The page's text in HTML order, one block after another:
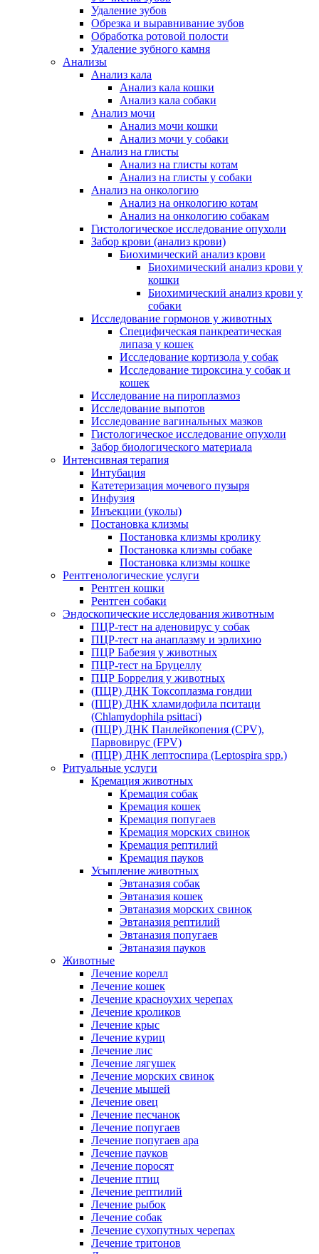
Удаление зубов
Обрезка и выравнивание зубов
Обработка ротовой полости
Удаление зубного камня
Анализы
Анализ кала
Анализ кала кошки
Анализ кала собаки
Анализ мочи
Анализ мочи кошки
Анализ мочи у собаки
Анализ на глисты
Анализ на глисты котам
Анализ на глисты у собаки
Анализ на онкологию
Анализ на онкологию котам
Анализ на онкологию собакам
Гистологическое исследование опухоли
Забор крови (анализ крови)
Биохимический анализ крови
Биохимический анализ крови у
кошки
Биохимический анализ крови у
собаки
Исследование гормонов у животных
Специфическая панкреатическая
липаза у кошек
Исследование кортизола у собак
Исследование тироксина у собак и
кошек
Исследование на пироплазмоз
Исследование выпотов
Исследование вагинальных мазков
Гистологическое исследование опухоли
Забор биологического материала
Интенсивная терапия
Интубация
Катетеризация мочевого пузыря
Инфузия
Инъекции (уколы)
Постановка клизмы
Постановка клизмы кролику
Постановка клизмы собаке
Постановка клизмы кошке
Рентгенологические услуги
Рентген кошки
Рентген собаки
Эндоскопические исследования животным
ПЦР-тест на аденовирус у собак
ПЦР-тест на анаплазму и эрлихию
ПЦР Бабезия у животных
ПЦР-тест на Бруцеллу
ПЦР Боррелия у животных
(ПЦР) ДНК Токсоплазма гондии
(ПЦР) ДНК хламидофила пситаци
(Chlamydophila psittaci)
(ПЦР) ДНК Панлейкопения (CPV),
Парвовирус (FPV)
(ПЦР) ДНК лептоспира (Leptospira spp.)
Ритуальные услуги
Кремация животных
Кремация собак
Кремация кошек
Кремация попугаев
Кремация морских свинок
Кремация рептилий
Кремация пауков
Усыпление животных
Эвтаназия собак
Эвтаназия кошек
Эвтаназия морских свинок
Эвтаназия рептилий
Эвтаназия попугаев
Эвтаназия пауков
Животные
Лечение корелл
Лечение кошек
Лечение красноухих черепах
Лечение кроликов
Лечение крыс
Лечение куриц
Лечение лис
Лечение лягушек
Лечение морских свинок
Лечение мышей
Лечение овец
Лечение песчанок
Лечение попугаев
Лечение попугаев ара
Лечение пауков
Лечение поросят
Лечение птиц
Лечение рептилий
Лечение рыбок
Лечение собак
Лечение сухопутных черепах
Лечение тритонов